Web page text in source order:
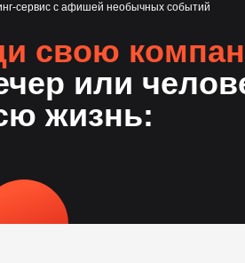
сервис с афишей необычных событий
свою
или
жизнь: